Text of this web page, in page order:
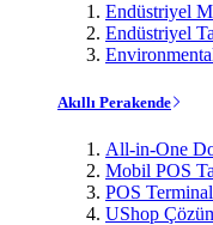
Endüstriyel
Endüstriyel
Akıllı Perakende
All-in-One
Mobil POS
POS
UShop